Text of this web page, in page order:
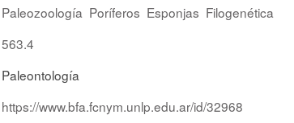
Paleozoología Poríferos Esponjas Filogenética
563.4
Paleontología
https://www.bfa.fcnym.unlp.edu.ar/id/32968